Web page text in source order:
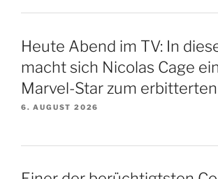
Heute Abend im TV: In
macht sich Nicolas Cage
Marvel-Star zum
6. AUGUST 2026